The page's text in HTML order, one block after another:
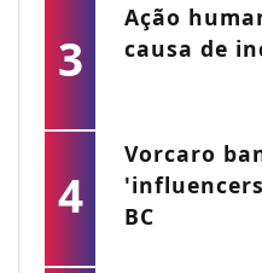
3
Ação
causa de
4
Vorcaro
BC